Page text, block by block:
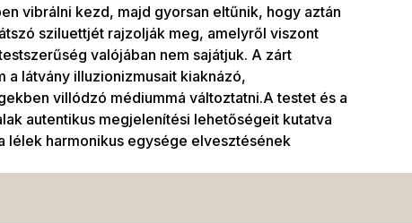
vibrálni kezd, majd gyorsan eltűnik, hogy aztán
sziluettjét rajzolják meg, amelyről viszont
valójában nem sajátjuk. A zárt
látvány illuzionizmusait kiaknázó,
villódzó médiummá változtatni.A testet és a
autentikus megjelenítési lehetőségeit kutatva
lélek harmonikus egysége elvesztésének